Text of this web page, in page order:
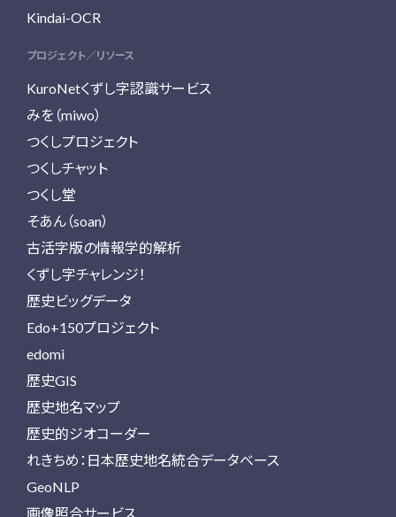
Kindai-OCR
プロジェクト／リソース
KuroNetくずし字認識サービス
みを（miwo）
つくしプロジェクト
つくしチャット
つくし堂
そあん（soan）
古活字版の情報学的解析
くずし字チャレンジ！
歴史ビッグデータ
Edo+150プロジェクト
edomi
歴史GIS
歴史地名マップ
歴史的ジオコーダー
れきちめ：日本歴史地名統合データベース
GeoNLP
画像照合サービス